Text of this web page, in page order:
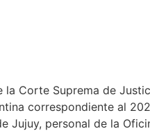
la Corte Suprema de
correspondiente al
Jujuy, personal de la